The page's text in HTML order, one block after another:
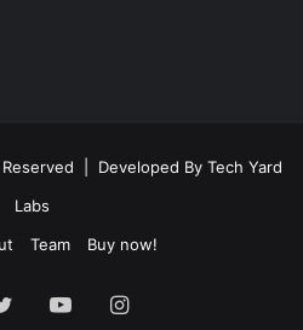
| Developed By Tech Yard
Labs
Team Buy now!
Twitter YouTubeInstagram